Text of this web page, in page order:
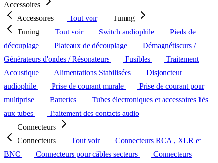
Accessoires
Accessoires
Tout voir
Tuning
Tuning
Tout voir Switch audiophile
Pieds de
découplage
Plateaux de découplage
Démagnétiseurs /
Générateurs d'ondes / Résonateurs
Fusibles
Traitement
Acoustique
Alimentations Stabilisées
Disjoncteur
audiophile
Prise de courant murale
Prise de courant pour
multiprise
Batteries
Tubes électroniques et accessoires liés
aux tubes
Traitement des contacts audio
Connecteurs
Connecteurs
Tout voir
Connecteurs RCA , XLR et
BNC
Connecteurs pour câbles secteurs
Connecteurs